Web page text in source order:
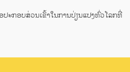
ະກອບສ່ວນເຂົ້າໃນການປ່ຽນແປງທົ່ວໂລກທີ່